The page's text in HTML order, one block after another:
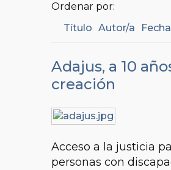
Ordenar por:
Título Autor/a Fecha
Adajus, a 10
creación
Acceso a la justicia
personas con